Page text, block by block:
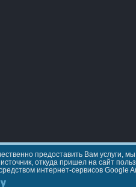
предоставить Вам услуги,
откуда пришел на сайт
интернет-сервисов